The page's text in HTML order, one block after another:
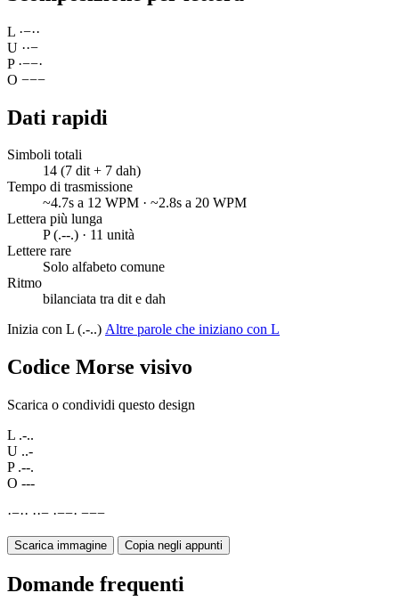
L ·−··
U ··−
P ·−−·
O −−−
Dati rapidi
Simboli totali
14 (7 dit + 7 dah)
Tempo di trasmissione
~4.7s a 12 WPM · ~2.8s a 20 WPM
Lettera più lunga
P (.--.) · 11 unità
Lettere rare
Solo alfabeto comune
Ritmo
bilanciata tra dit e dah
Inizia con L (.-..) Altre parole che iniziano con L
Codice Morse visivo
Scarica o condividi questo design
L .-..
U ..-
P .--.
O ---
·−·· ··− ·−−· −−−
Scarica immagine Copia negli appunti
Domande frequenti